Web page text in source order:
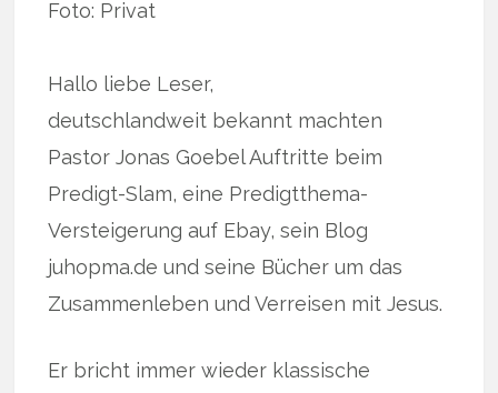
Foto: Privat
Hallo liebe Leser,
deutschlandweit bekannt machten
Pastor Jonas Goebel Auftritte beim
Predigt-Slam, eine Predigtthema-
Versteigerung auf Ebay, sein Blog
juhopma.de und seine Bücher um das
Zusammenleben und Verreisen mit Jesus.
Er bricht immer wieder klassische